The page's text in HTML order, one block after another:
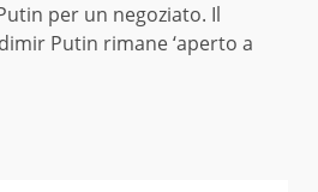
per un negoziato. Il
Putin rimane ‘aperto a